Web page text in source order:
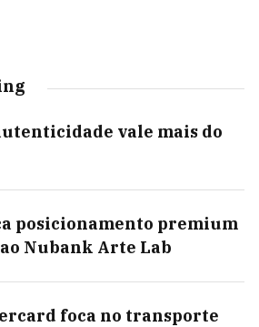
vale mais do
posicionamento premium
Nubank Arte Lab
foca no transporte